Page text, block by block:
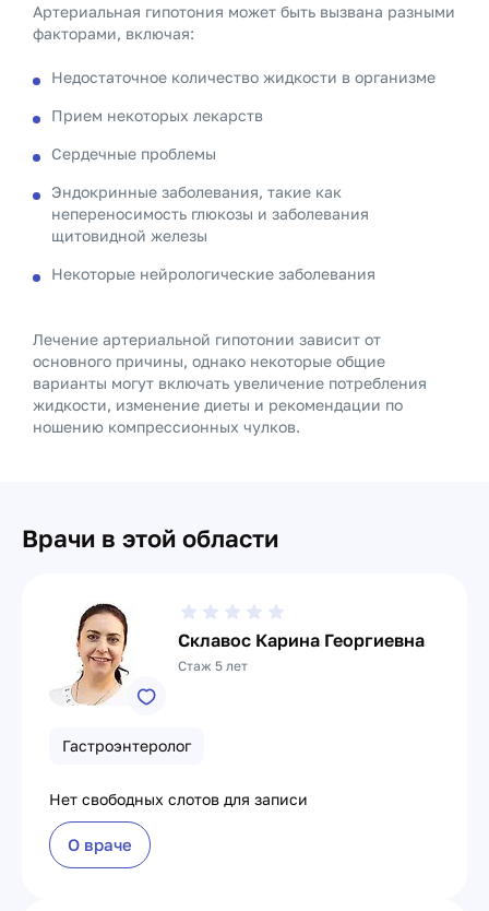
Артериальная гипотония может быть вызвана разными
факторами, включая:
Недостаточное количество жидкости в организме
Прием некоторых лекарств
Сердечные проблемы
Эндокринные заболевания, такие как
непереносимость глюкозы и заболевания
щитовидной железы
Некоторые нейрологические заболевания
Лечение артериальной гипотонии зависит от
основного причины, однако некоторые общие
варианты могут включать увеличение потребления
жидкости, изменение диеты и рекомендации по
ношению компрессионных чулков.
Врачи в этой области
Склавос Карина Георгиевна
Стаж 5 лет
Гастроэнтеролог
Нет свободных слотов для записи
О враче